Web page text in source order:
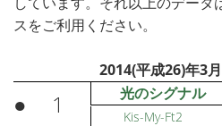
スをご利用ください。
2014(平成26)年3
● 1 光のシグナル
Kis-My-Ft2